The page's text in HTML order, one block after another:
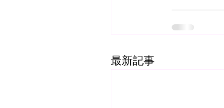
最新記事